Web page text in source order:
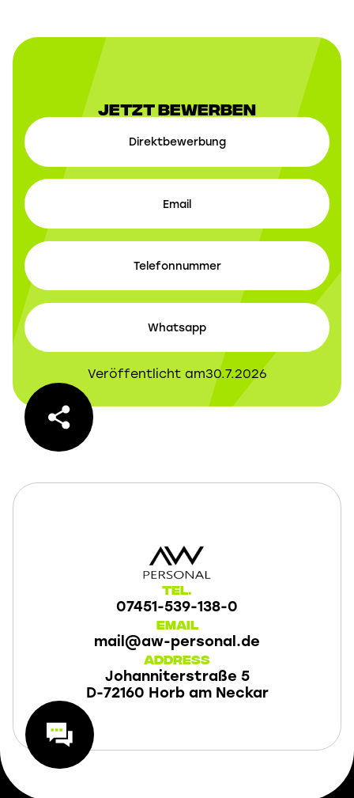
Jetzt Bewerben
Direktbewerbung
Email
Telefonnummer
Whatsapp
Veröffentlicht am30.7.2026
Tel.
07451-539-138-0
Email
mail@aw-personal.de
Address
Johanniterstraße 5
D-72160 Horb am Neckar